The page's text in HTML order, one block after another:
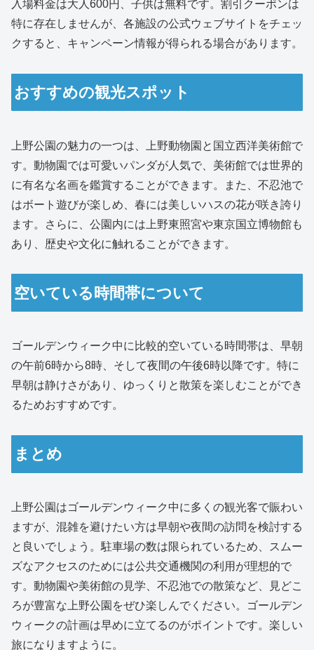
入場料金は大人600円、子供は無料です。割引クーポンは
特に存在しませんが、各施設の公式ウェブサイトをチェッ
クすると、キャンペーン情報が得られる場合があります。
おすすめの観光スポット
上野公園の魅力の一つは、上野動物園と国立西洋美術館で
す。動物園では可愛いパンダが人気で、美術館では世界的
に有名な名画を鑑賞することができます。また、不忍池で
はボート遊びが楽しめ、春には美しいハスの花が咲き誇り
ます。さらに、公園内には上野東照宮や東京国立博物館も
あり、歴史や文化に触れることができます。
空いている時間帯について
ゴールデンウィーク中に比較的空いている時間帯は、早朝
の午前6時から8時、そして夜間の午後6時以降です。特に
早朝は静けさがあり、ゆっくりと散策を楽しむことができ
るためおすすめです。
まとめ
上野公園はゴールデンウィーク中に多くの観光客で賑わい
ますが、混雑を避けたい方は早朝や夜間の訪問を検討する
と良いでしょう。駐車場の数は限られているため、スムー
ズなアクセスのためには公共交通機関の利用が理想的で
す。動物園や美術館の見学、不忍池での散策など、見どこ
ろが豊富な上野公園をぜひ楽しんでください。ゴールデン
ウィークの計画は早めに立てるのがポイントです。楽しい
旅になりますように。